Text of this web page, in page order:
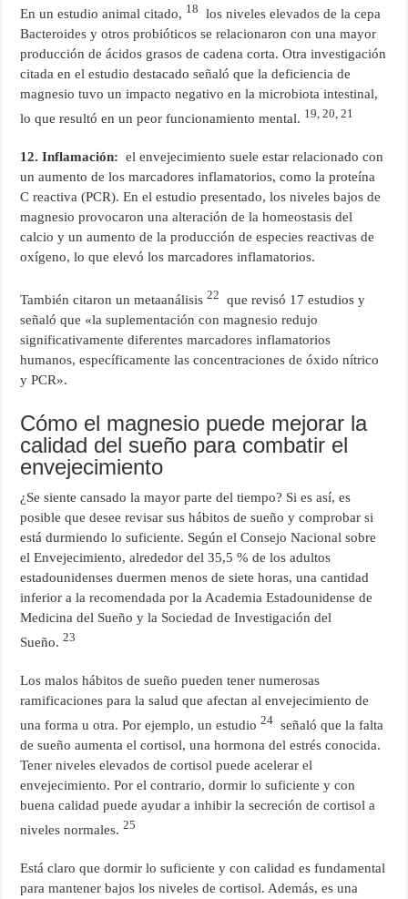
En un estudio animal citado, 18
los niveles elevados de la cepa
Bacteroides y otros probióticos se relacionaron con una mayor
producción de ácidos grasos de cadena corta. Otra investigación
citada en el estudio destacado señaló que la deficiencia de
magnesio tuvo un impacto negativo en la microbiota intestinal,
lo que resultó en un peor funcionamiento mental. 19,20,21
12. Inflamación: el envejecimiento suele estar relacionado con
un aumento de los marcadores inflamatorios, como la proteína
C reactiva (PCR). En el estudio presentado, los niveles bajos de
magnesio provocaron una alteración de la homeostasis del
calcio y un aumento de la producción de especies reactivas de
oxígeno, lo que elevó los marcadores inflamatorios.
También citaron un metaanálisis22
que revisó 17 estudios y
señaló que «la suplementación con magnesio redujo
significativamente diferentes marcadores inflamatorios
humanos, específicamente las concentraciones de óxido nítrico
y PCR».
Cómo el magnesio puede mejorar la
calidad del sueño para combatir el
envejecimiento
¿Se siente cansado la mayor parte del tiempo? Si es así, es
posible que desee revisar sus hábitos de sueño y comprobar si
está durmiendo lo suficiente. Según el Consejo Nacional sobre
el Envejecimiento, alrededor del 35,5 % de los adultos
estadounidenses duermen menos de siete horas, una cantidad
inferior a la recomendada por la Academia Estadounidense de
Medicina del Sueño y la Sociedad de Investigación del
Sueño.23
Los malos hábitos de sueño pueden tener numerosas
ramificaciones para la salud que afectan al envejecimiento de
una forma u otra. Por ejemplo, un estudio24 señaló que la falta
de sueño aumenta el cortisol, una hormona del estrés conocida.
Tener niveles elevados de cortisol puede acelerar el
envejecimiento. Por el contrario, dormir lo suficiente y con
buena calidad puede ayudar a inhibir la secreción de cortisol a
niveles normales.25
Está claro que dormir lo suficiente y con calidad es fundamental
para mantener bajos los niveles de cortisol. Además, es una